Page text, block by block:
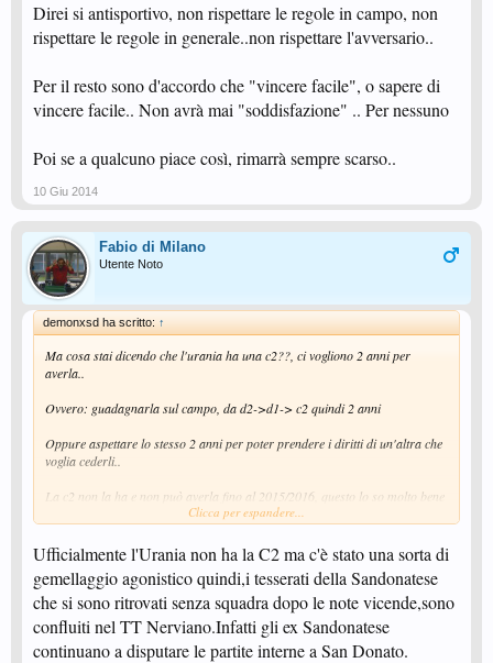
Direi si antisportivo, non rispettare le regole in campo, non
rispettare le regole in generale..non rispettare l'avversario..
Per il resto sono d'accordo che "vincere facile", o sapere di
vincere facile.. Non avrà mai "soddisfazione" .. Per nessuno
Poi se a qualcuno piace così, rimarrà sempre scarso..
10 Giu 2014
Fabio di Milano
Utente Noto
demonxsd ha scritto: ↑
Ma cosa stai dicendo che l'urania ha una c2??, ci vogliono 2 anni per
averla..
Ovvero: guadagnarla sul campo, da d2->d1-> c2 quindi 2 anni
Oppure aspettare lo stesso 2 anni per poter prendere i diritti di un'altra che
voglia cederli..
La c2 non la ha e non può averla fino al 2015/2016, questo lo so molto bene
Poi per il discorso delle d2, mah.. Secondo me ci potrebbero essere
formazioni anche più forti rispetto a questo anno..
Clicca per espandere...
Ufficialmente l'Urania non ha la C2 ma c'è stato una sorta di
gemellaggio agonistico quindi,i tesserati della Sandonatese
che si sono ritrovati senza squadra dopo le note vicende,sono
confluiti nel TT Nerviano.Infatti gli ex Sandonatese
continuano a disputare le partite interne a San Donato.